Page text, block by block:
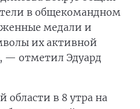
в общекомандном
медали и
их активной
отметил Эдуард
области в 8 утра на